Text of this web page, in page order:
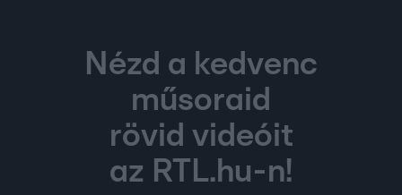
Nézd a kedvenc
műsoraid
rövid videóit
az RTL.hu-n!